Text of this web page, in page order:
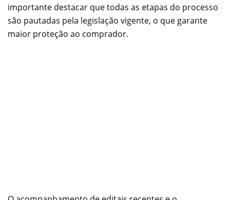
importante destacar que todas as etapas do processo
são pautadas pela legislação vigente, o que garante
maior proteção ao comprador.